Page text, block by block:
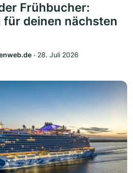
Frühbucher:
für deinen nächsten
‧ 28. Juli 2026